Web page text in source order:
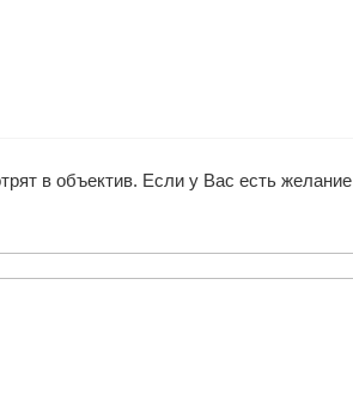
в объектив. Если у Вас есть желание